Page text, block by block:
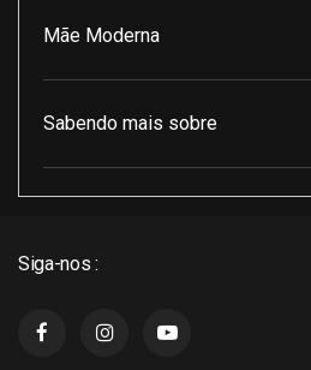
Mãe Moderna
Sabendo mais sobre
Siga-nos :